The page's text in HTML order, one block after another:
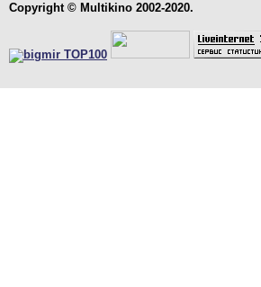
Copyright © Multikino 2002-2020.